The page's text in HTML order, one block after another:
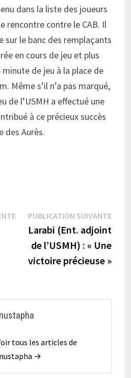
dans la liste des joueurs
rencontre contre le CAB. Il
sur le banc des remplaçants
en cours de jeu et plus
de jeu à la place de
Même s’il n’a pas marqué,
de l’USMH a effectué une
à ce précieux succès
des Aurès.
Publication
précédente :
PUBLICATION SUIVANTE
Larabi (Ent. adjoint
de l’USMH) : « Une
victoire précieuse »
tous les articles de
→